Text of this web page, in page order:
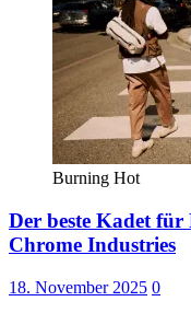
Burning Hot
Der beste Kadet für
Chrome Industries
18. November 2025 0